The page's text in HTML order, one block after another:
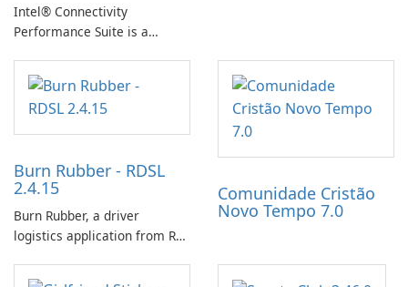
Intel® Connectivity
Performance Suite is a
designed to identify factors
that affect connectivity and
apply adaptive adjustments.
incubating eggs and
expanding gameplay through
continued hatching.
Burn Rubber - RDSL
2.4.15
Burn Rubber, a driver
logistics application from Rail
to streamline communication
Comunidade Cristão
Novo Tempo 7.0